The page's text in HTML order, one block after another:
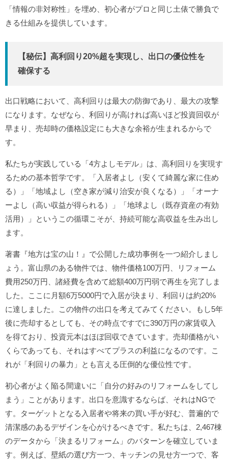
「情報の非対称性」を埋め、初心者がプロと同じ土俵で勝負で
きる仕組みを提供しています。
【秘伝】高利回り20%超を実現し、出口の優位性を
確保する
出口戦略において、高利回りは最大の防御であり、最大の攻撃
になります。なぜなら、利回りが高ければ高いほど投資回収が
早まり、売却時の価格設定にも大きな余裕が生まれるからで
す。
私たちが実践している「4方よしモデル」は、高利回りを実現す
るための基本哲学です。「入居者よし（安くて綺麗な家に住め
る）」「地域よし（空き家が減り治安が良くなる）」「オーナ
ーよし（高い収益が得られる）」「地球よし（既存資産の有効
活用）」というこの循環こそが、持続可能な高収益を生み出し
ます。
著書『地方は宝の山！』で公開した成功事例を一つ紹介しまし
ょう。富山県のある物件では、物件価格100万円、リフォーム
費用250万円、諸経費を含めて総額400万円弱で再生を完了しま
した。ここに月額6万5000円で入居が決まり、利回りは約20%
に達しました。この物件の出口を考えてみてください。もし5年
後に売却するとしても、その時点ですでに390万円の家賃収入
を得ており、投資元本はほぼ回収できています。売却価格がい
くらであっても、それはすべてプラスの利益になるのです。こ
れが「利回りの暴力」とも言える圧倒的な優位性です。
初心者がよく陥る間違いに「自分の好みのリフォームをしてし
まう」ことがあります。出口を意識するならば、それはNGで
す。ターゲットとなる入居者や将来の買い手が好む、普遍的で
清潔感のあるデザインを心がけるべきです。私たちは、2,467棟
のデータから「決まるリフォーム」のパターンを確立していま
す。例えば、壁紙の選び方一つ、キッチンの見せ方一つで、客